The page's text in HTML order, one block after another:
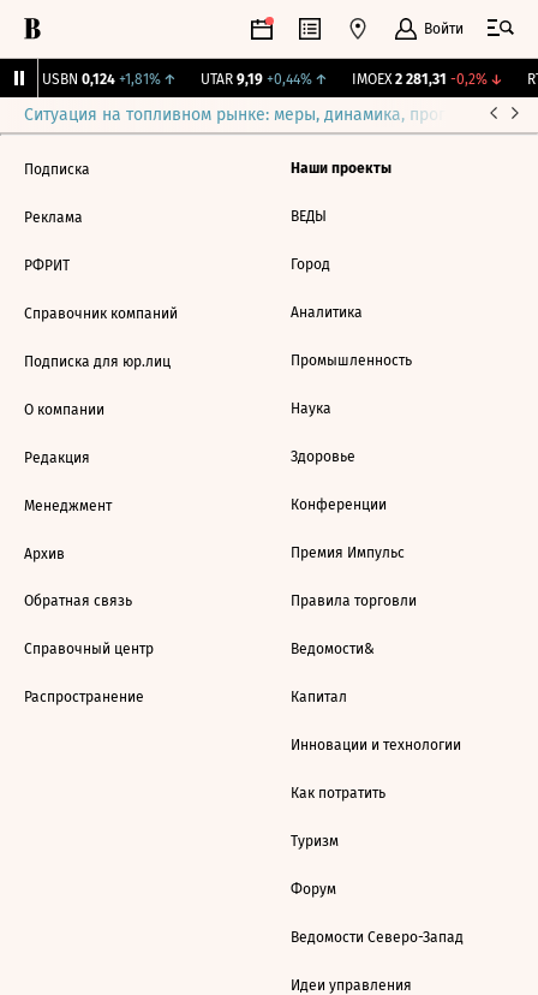
Войти
USBN 0,124 +1,81%↑ UTAR 9,19 +0,44%↑ IMOEX 2 281,31 -0,2%↓
Ситуация на топливном рынке: меры, динамика, прогнозы
Подписка
Реклама
РФРИТ
Справочник компаний
Подписка для юр.лиц
О компании
Редакция
Менеджмент
Архив
Обратная связь
Справочный центр
Распространение
Наши проекты
ВЕДЫ
Город
Аналитика
Промышленность
Наука
Здоровье
Конференции
Премия Импульс
Правила торговли
Ведомости&
Капитал
Инновации и технологии
Как потратить
Туризм
Форум
Ведомости Северо-Запад
Идеи управления